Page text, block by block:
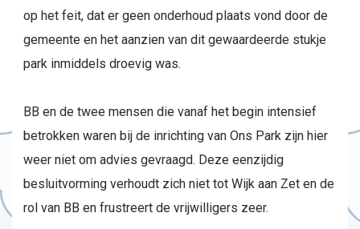
op het feit, dat er geen onderhoud plaats vond door de
gemeente en het aanzien van dit gewaardeerde stukje
park inmiddels droevig was.
BB en de twee mensen die vanaf het begin intensief
betrokken waren bij de inrichting van Ons Park zijn hier
weer niet om advies gevraagd. Deze eenzijdig
besluitvorming verhoudt zich niet tot Wijk aan Zet en de
rol van BB en frustreert de vrijwilligers zeer.